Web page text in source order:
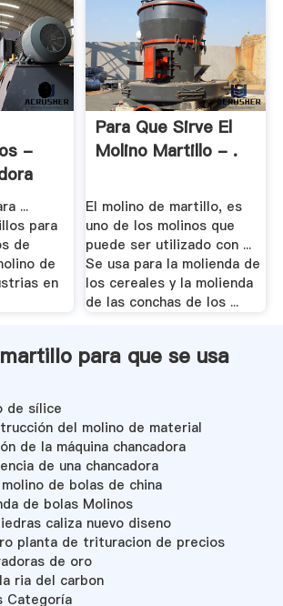
-
...
para
de
de
en
Para Que Sirve El
Molino Martillo - .
El molino de martillo, es
uno de los molinos que
puede ser utilizado con ...
Se usa para la molienda de
los cereales y la molienda
de las conchas de los ...
para que se usa
de sílice
del molino de material
de la máquina chancadora
de una chancadora
de bolas de china
de bolas Molinos
caliza nuevo diseno
planta de trituracion de precios
de oro
ria del carbon
Categoría